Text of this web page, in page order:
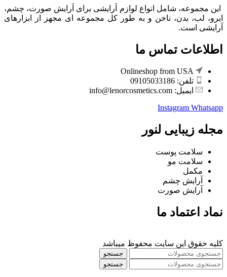
این مجموعه، شامل انواع لوازم آرایشی برای آرایش صورت، چشم،
ابرو، لب، بدن، ناخن و به طور کل مجموعه ای مجهز از ابزارهای
آرایشی است.
اطلاعات تماس ما
Onlineshop from USA
تلفن: 09105033186
ایمیل: info@lenorcosmetics.com
Instagram Whatsapp
مجله زیبایی لنور
سلامت پوست
سلامت مو
مکمل
آرایش چشم
آرایش صورت
نماد اعتماد ما
کلیه حقوق این سایت محفوظ میباشد
جستجو
جستجو